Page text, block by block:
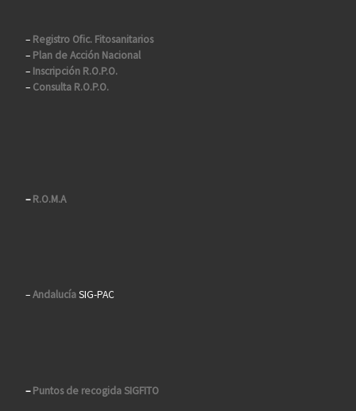
– Registro Ofic. Fitosanitarios
– Plan de Acción Nacional
– Inscripción R.O.P.O.
– Consulta R.O.P.O.
–R.O.M.A
–AndalucíaSIG-PAC
–Puntos de recogida SIGFITO